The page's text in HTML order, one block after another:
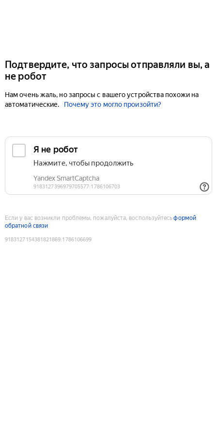
Подтвердите, что запросы отправляли вы, а
не робот
Нам очень жаль, но запросы с вашего устройства похожи на
автоматические.
Почему это могло произойти?
Если у вас возникли проблемы, пожалуйста, воспользуйтесьформой
обратной связи
9183127154381821869:1786106699